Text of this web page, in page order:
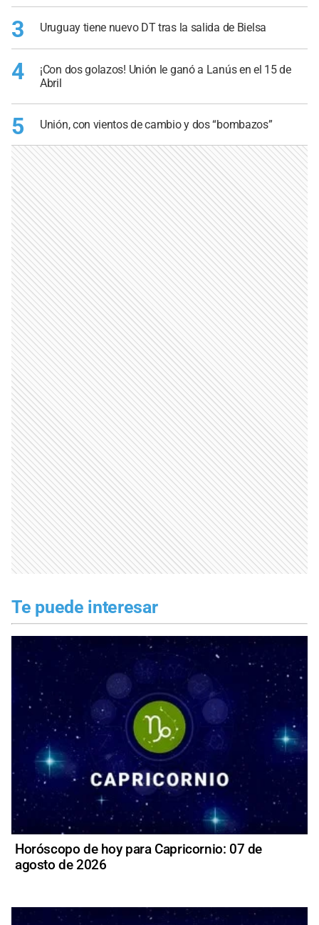
3 Uruguay tiene nuevo DT tras la salida de Bielsa
4
¡Con dos golazos! Unión le ganó a Lanús en el 15 de
Abril
5 Unión, con vientos de cambio y dos “bombazos”
Te puede interesar
Horóscopo de hoy para Capricornio: 07 de
agosto de 2026